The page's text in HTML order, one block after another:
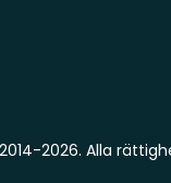
2026. Alla